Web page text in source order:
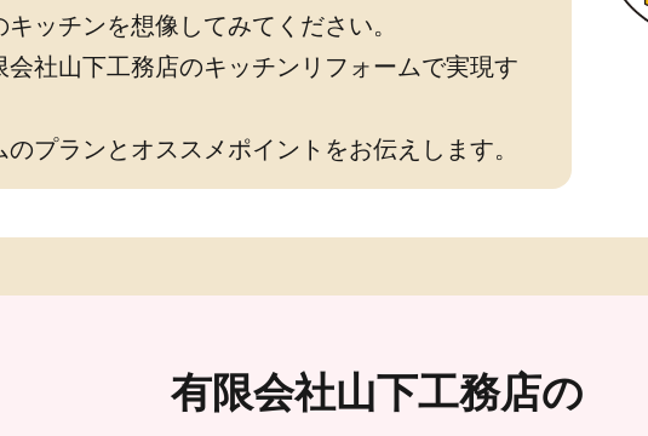
ッチンを想像してみてください。
会社山下工務店のキッチンリフォームで実現す
プランとオススメポイントをお伝えします。
有限会社山下工務店の